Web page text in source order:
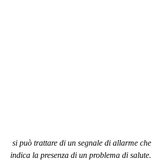
indica la presenza di un problema di salute.